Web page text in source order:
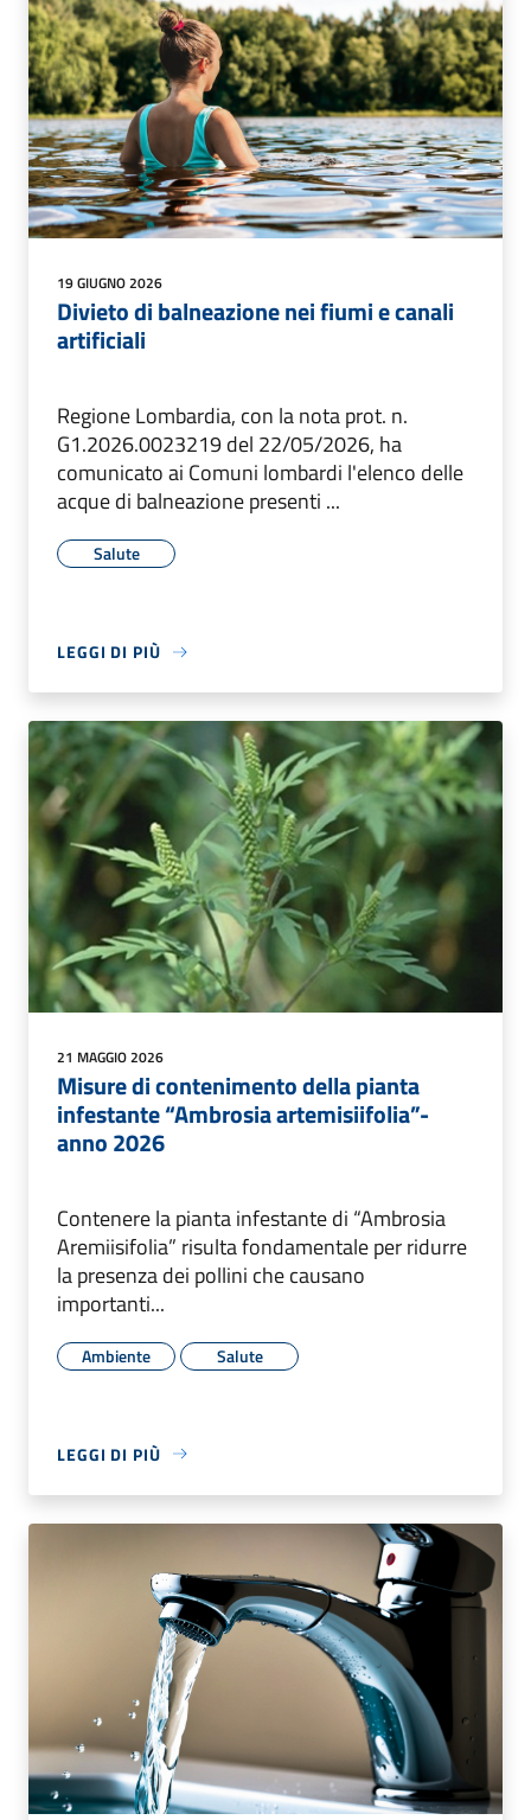
19 GIUGNO 2026
Divieto di balneazione nei fiumi e canali
artificiali
Regione Lombardia, con la nota prot. n.
G1.2026.0023219 del 22/05/2026, ha
comunicato ai Comuni lombardi l'elenco delle
acque di balneazione presenti ...
Salute
LEGGI DI PIÙ
21 MAGGIO 2026
Misure di contenimento della pianta
infestante “Ambrosia artemisiifolia”-
anno 2026
Contenere la pianta infestante di “Ambrosia
Aremiisifolia” risulta fondamentale per ridurre
la presenza dei pollini che causano
importanti...
Ambiente Salute
LEGGI DI PIÙ